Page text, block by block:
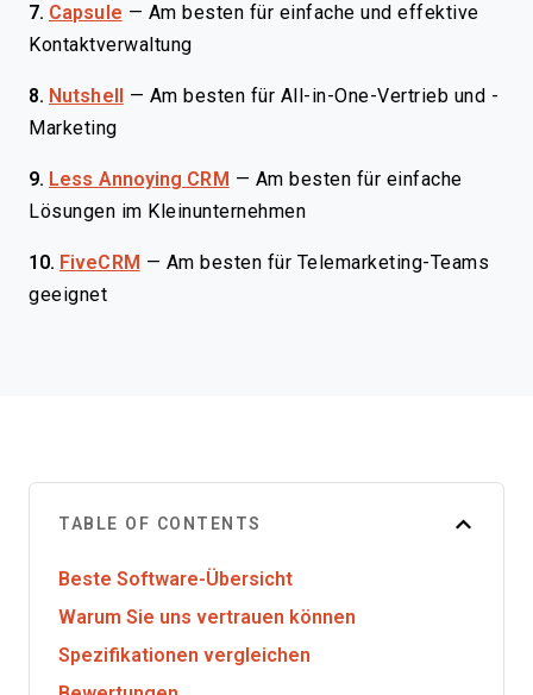
7. Capsule — Am besten für einfache und effektive
Kontaktverwaltung
8. Nutshell — Am besten für All-in-One-Vertrieb und -
Marketing
9. Less Annoying CRM — Am besten für einfache
Lösungen im Kleinunternehmen
10. FiveCRM — Am besten für Telemarketing-Teams
geeignet
TABLE OF CONTENTS
Beste Software-Übersicht
Warum Sie uns vertrauen können
Spezifikationen vergleichen